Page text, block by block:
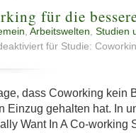
für die
Arbeitswelten Studien
für Studie:
dass Coworking kein
Einzug gehalten hat. In
Want In A Co-working